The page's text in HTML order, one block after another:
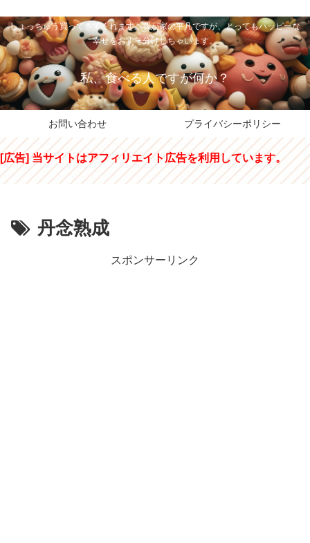
しょっちゅう買ってきてくれます。我が家の平凡ですが、とってもハッピーな
幸せをおすそ分けしちゃいます。
私、食べる人ですが何か？
お問い合わせ プライバシーポリシー
[広告] 当サイトはアフィリエイト広告を利用しています。
丹念熟成
スポンサーリンク